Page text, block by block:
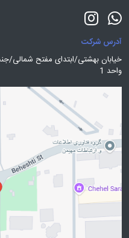
آدرس شرکت
واحد 1